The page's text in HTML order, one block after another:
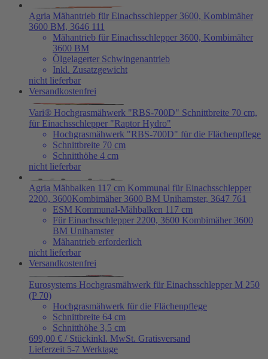
Agria Mähantrieb für Einachsschlepper 3600, Kombimäher
3600 BM, 3646 111
Mähantrieb für Einachsschlepper 3600, Kombimäher
3600 BM
Ölgelagerter Schwingenantrieb
Inkl. Zusatzgewicht
nicht lieferbar
Versandkostenfrei
Vari® Hochgrasmähwerk "RBS-700D" Schnittbreite 70 cm,
für Einachsschlepper "Raptor Hydro"
Hochgrasmähwerk "RBS-700D" für die Flächenpflege
Schnittbreite 70 cm
Schnitthöhe 4 cm
nicht lieferbar
Agria Mähbalken 117 cm Kommunal für Einachsschlepper
2200, 3600Kombimäher 3600 BM Unihamster, 3647 761
ESM Kommunal-Mähbalken 117 cm
Für Einachsschlepper 2200, 3600 Kombimäher 3600
BM Unihamster
Mähantrieb erforderlich
nicht lieferbar
Versandkostenfrei
Eurosystems Hochgrasmähwerk für Einachsschlepper M 250
(P 70)
Hochgrasmähwerk für die Flächenpflege
Schnittbreite 64 cm
Schnitthöhe 3,5 cm
699,00 € / Stückinkl. MwSt. Gratisversand
Lieferzeit 5-7 Werktage